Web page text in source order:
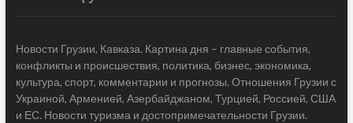
Новости Грузии, Кавказа. Картина дня – главные события,
конфликты и происшествия, политика, бизнес, экономика,
культура, спорт, комментарии и прогнозы. Отношения Грузии с
Украиной, Арменией, Азербайджаном, Турцией, Россией, США
и ЕС. Новости туризма и достопримечательности Грузии.